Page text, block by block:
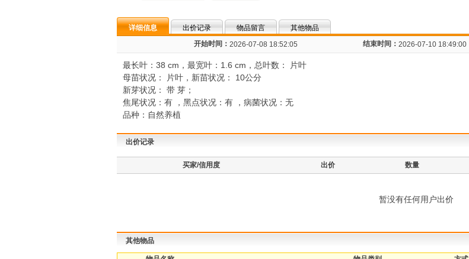
详细信息 出价记录 物品留言
其他物品
开始时间： 2026-07-08 18:52:05 结束时间： 2026-07-10 18:49:00
最长叶：38 cm，最宽叶：1.6 cm，总叶数： 片叶
母苗状况： 片叶，新苗状况： 10公分
新芽状况： 带 芽；
焦尾状况：有 ，黑点状况：有 ，病菌状况：无
品种：自然养植
出价记录
买家/信用度 出价 数量
暂没有任何用户出价
其他物品